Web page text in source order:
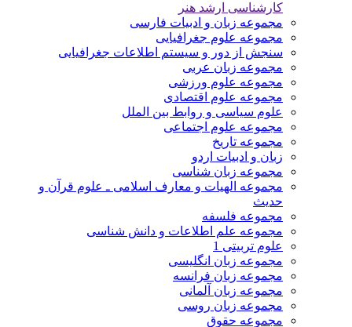
کارشناسی ارشد هنر
مجموعه زبان و ادبیات فارسی
مجموعه علوم جغرافیایی
سنجش از دور و سیستم اطلاعات جغرافیایی
مجموعه زبان عربی
مجموعه علوم ورزشی
مجموعه علوم اقتصادی
علوم سیاسی و روابط بین الملل
مجموعه علوم اجتماعی
مجموعه تاریخ
زبان و ادبیات اردو
مجموعه زبان شناسی
مجموعه الهیات و معارف اسلامی ـ علوم قرآن و
حدیث
مجموعه فلسفه
مجموعه علم اطلاعات و دانش شناسی
علوم تربیتی 1
مجموعه زبان انگلیسی
مجموعه زبان فرانسه
مجموعه زبان آلمانی
مجموعه زبان روسی
مجموعه حقوق